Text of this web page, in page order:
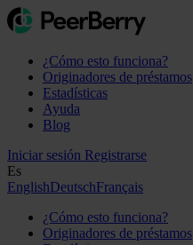
¿Cómo esto funciona?
Originadores de préstamos
Estadísticas
Ayuda
Blog
Iniciar sesión Registrarse
Es
EnglishDeutschFrançais
¿Cómo esto funciona?
Originadores de préstamos